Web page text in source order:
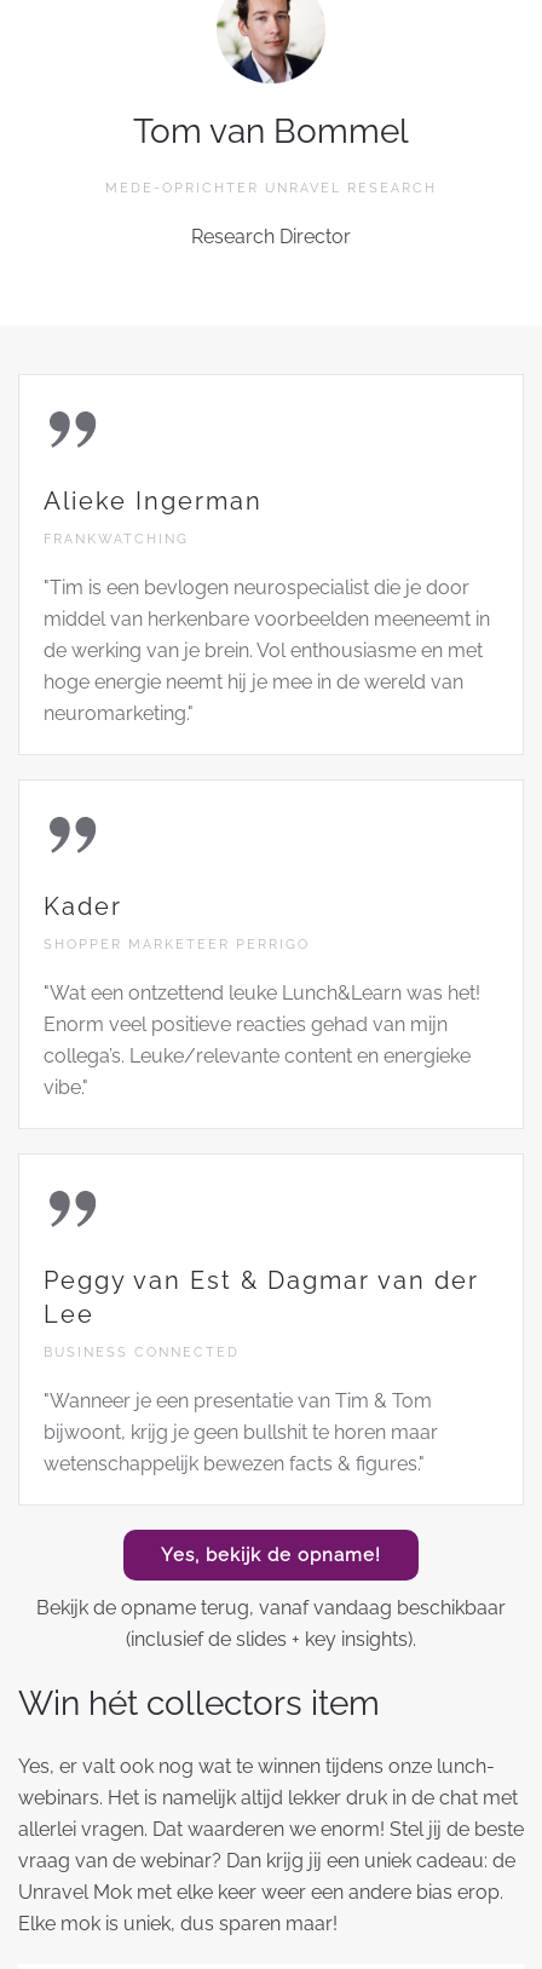
Tom van Bommel
MEDE-OPRICHTER UNRAVEL RESEARCH
Research Director
Alieke Ingerman
FRANKWATCHING
"Tim is een bevlogen neurospecialist die je door
middel van herkenbare voorbeelden meeneemt in
de werking van je brein. Vol enthousiasme en met
hoge energie neemt hij je mee in de wereld van
neuromarketing."
Kader
SHOPPER MARKETEER PERRIGO
"Wat een ontzettend leuke Lunch&Learn was het!
Enorm veel positieve reacties gehad van mijn
collega’s. Leuke/relevante content en energieke
vibe."
Peggy van Est & Dagmar van der
Lee
BUSINESS CONNECTED
"Wanneer je een presentatie van Tim & Tom
bijwoont, krijg je geen bullshit te horen maar
wetenschappelijk bewezen facts & figures."
Yes, bekijk de opname!
Bekijk de opname terug, vanaf vandaag beschikbaar
(inclusief de slides + key insights).
Win hét collectors item
Yes, er valt ook nog wat te winnen tijdens onze lunch-
webinars. Het is namelijk altijd lekker druk in de chat met
allerlei vragen. Dat waarderen we enorm! Stel jij de beste
vraag van de webinar? Dan krijg jij een uniek cadeau: de
Unravel Mok met elke keer weer een andere bias erop.
Elke mok is uniek, dus sparen maar!